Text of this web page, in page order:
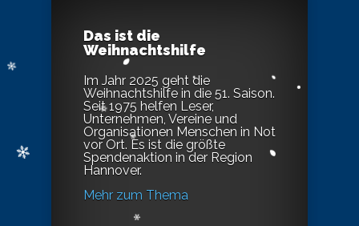
Das ist die
Weihnachtshilfe
Im Jahr 2025 geht die
Weihnachtshilfe in die 51. Saison.
Seit 1975 helfen Leser,
Unternehmen, Vereine und
Organisationen Menschen in Not
vor Ort. Es ist die größte
Spendenaktion in der Region
Hannover.
Mehr zum Thema